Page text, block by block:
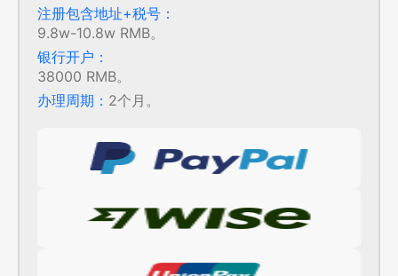
注册包含地址+税号：
9.8w-10.8w RMB。
银行开户：
38000 RMB。
办理周期： 2个月。